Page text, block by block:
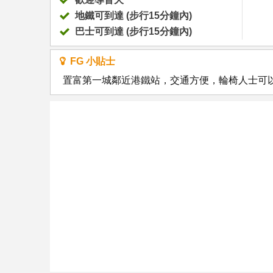
地鐵可到達 (步行15分鐘內)
巴士可到達 (步行15分鐘內)
FG 小貼士
置富第一城鄰近港鐵站，交通方便，輪椅人士可